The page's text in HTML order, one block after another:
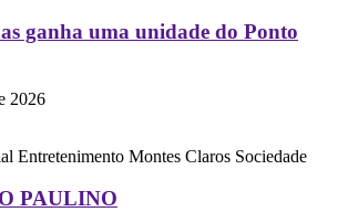
ganha uma unidade do Ponto
2026
Entretenimento Montes Claros Sociedade
PAULINO